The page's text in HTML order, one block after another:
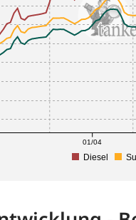
01/04
Diesel